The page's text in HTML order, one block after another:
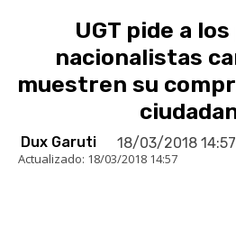
UGT pide a
nacionalistas
muestren su
Dux Garuti 18/03/2018 14:57
Actualizado: 18/03/2018 14:57